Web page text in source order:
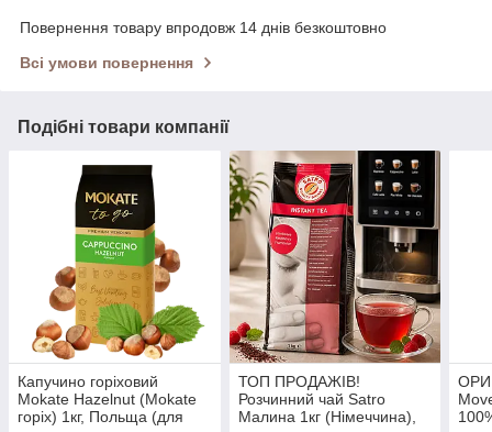
Повернення товару впродовж 14 днів безкоштовно
Всі умови повернення
Подібні товари компанії
Капучино горіховий
Mokate Hazelnut (Mokate
горіх) 1кг, Польща (для
ТОП ПРОДАЖІВ!
Розчинний чай Satro
Малина 1кг (Німеччина),